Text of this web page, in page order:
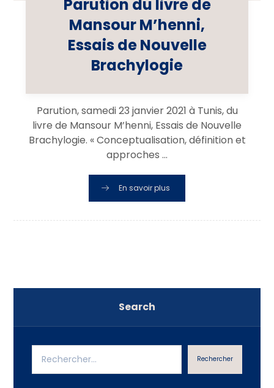
Parution du livre de
Mansour M’henni,
Essais de Nouvelle
Brachylogie
Parution, samedi 23 janvier 2021 à Tunis, du
livre de Mansour M’henni, Essais de Nouvelle
Brachylogie. « Conceptualisation, définition et
approches ...
En savoir plus
Search
Rechercher